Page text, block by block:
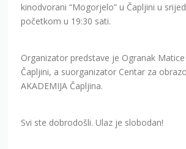
kinodvorani “Mogorjelo” u Čapljini u
početkom u 19:30 sati.
Organizator predstave je Ogranak
Čapljini, a suorganizator Centar za
AKADEMIJA Čapljina.
Svi ste dobrodošli. Ulaz je slobodan!